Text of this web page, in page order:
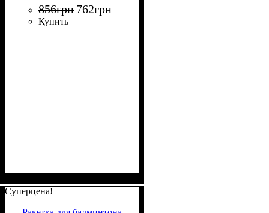
856грн 762грн
Купить
Суперцена!